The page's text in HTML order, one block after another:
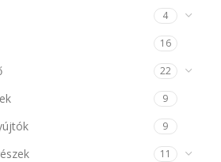
4
16
22
9
9
11